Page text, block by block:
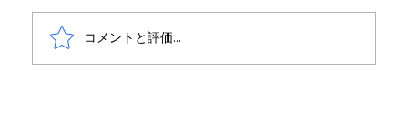
コメントと評価...